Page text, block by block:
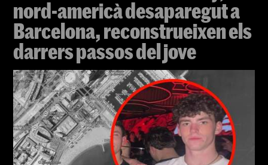
nord-americà desaparegut a
Barcelona, reconstrueixen els
darrers passos del jove